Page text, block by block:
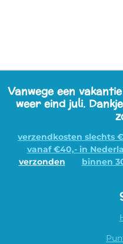
Vanwege een
weer eind juli.
verzendkosten slechts
vanaf €40,- in
verzonden
binnen